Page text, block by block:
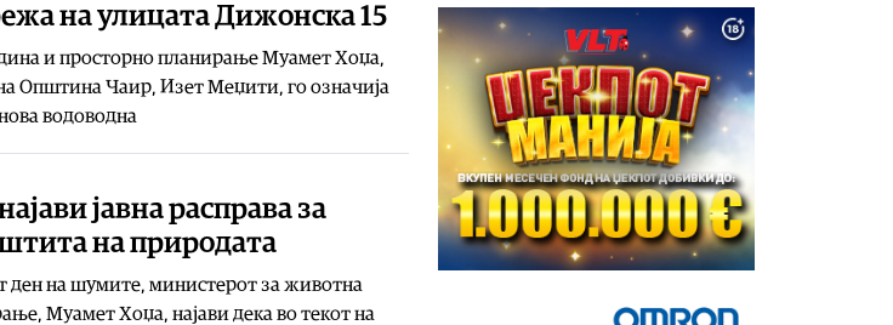
на улицата Дижонска 15
и просторно планирање Муамет Хоџа,
Општина Чаир, Изет Меџити, го означија
водоводна
јавна расправа за
на природата
ден на шумите, министерот за животна
Муамет Хоџа, најави дека во текот на